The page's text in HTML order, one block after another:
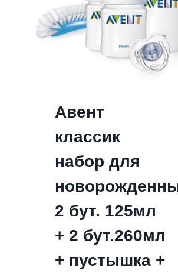
Авент
классик
набор для
2 бут. 125мл
+ 2 бут.260мл
+ пустышка +